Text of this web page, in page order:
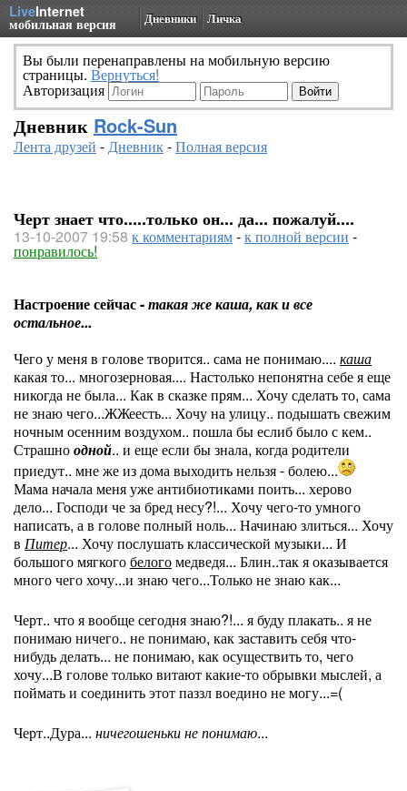
LiveInternet
мобильная версия Дневники Личка
Вы были перенаправлены на мобильную версию
страницы. Вернуться!
Авторизация
Дневник Rock-Sun
Лента друзей -Дневник-Полная версия
Черт знает что.....только он... да... пожалуй....
13-10-2007 19:58 к комментариям-к полной версии -
понравилось!
Настроение сейчас -такая же каша, как и все
остальное...
Чего у меня в голове творится.. сама не понимаю.... каша
какая то... многозерновая.... Настолько непонятна себе я еще
никогда не была... Как в сказке прям... Хочу сделать то, сама
не знаю чего...ЖЖеесть... Хочу на улицу.. подышать свежим
ночным осенним воздухом.. пошла бы еслиб было с кем..
Страшноодной.. и еще если бы знала, когда родители
приедут.. мне же из дома выходить нельзя - болею...
Мама начала меня уже антибиотиками поить... херово
дело... Господи че за бред несу?!... Хочу чего-то умного
написать, а в голове полный ноль... Начинаю злиться... Хочу
в Питер... Хочу послушать классической музыки... И
большого мягкогобелогомедведя... Блин..так я оказывается
много чего хочу...и знаю чего...Только не знаю как...
Черт.. что я вообще сегодня знаю?!... я буду плакать.. я не
понимаю ничего.. не понимаю, как заставить себя что-
нибудь делать... не понимаю, как осуществить то, чего
хочу...В голове только витают какие-то обрывки мыслей, а
поймать и соединить этот паззл воедино не могу...=(
Черт..Дура... ничегошеньки не понимаю...